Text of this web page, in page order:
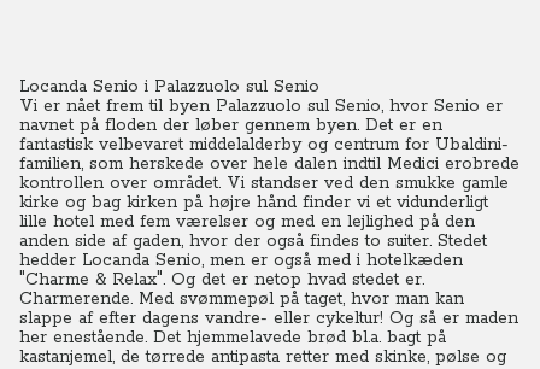
Locanda Senio i Palazzuolo sul Senio
Vi er nået frem til byen Palazzuolo sul Senio, hvor Senio er
navnet på floden der løber gennem byen. Det er en
fantastisk velbevaret middelalderby og centrum for Ubaldini-
familien, som herskede over hele dalen indtil Medici erobrede
kontrollen over området. Vi standser ved den smukke gamle
kirke og bag kirken på højre hånd finder vi et vidunderligt
lille hotel med fem værelser og med en lejlighed på den
anden side af gaden, hvor der også findes to suiter. Stedet
hedder Locanda Senio, men er også med i hotelkæden
"Charme & Relax". Og det er netop hvad stedet er.
Charmerende. Med svømmepøl på taget, hvor man kan
slappe af efter dagens vandre- eller cykeltur! Og så er maden
her enestående. Det hjemmelavede brød bl.a. bagt på
kastanjemel, de tørrede antipasta retter med skinke, pølse og